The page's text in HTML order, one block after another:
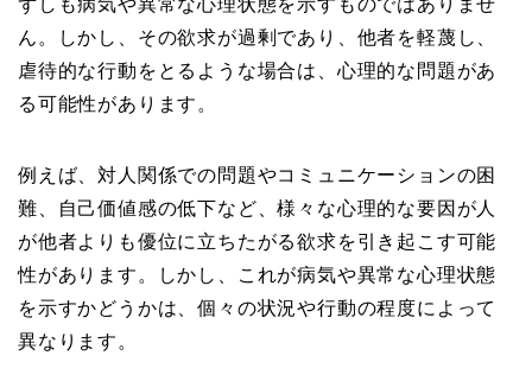
ずしも病気や異常な心理状態を示すものではありませ
ん。しかし、その欲求が過剰であり、他者を軽蔑し、
虐待的な行動をとるような場合は、心理的な問題があ
る可能性があります。
例えば、対人関係での問題やコミュニケーションの困
難、自己価値感の低下など、様々な心理的な要因が人
が他者よりも優位に立ちたがる欲求を引き起こす可能
性があります。しかし、これが病気や異常な心理状態
を示すかどうかは、個々の状況や行動の程度によって
異なります。